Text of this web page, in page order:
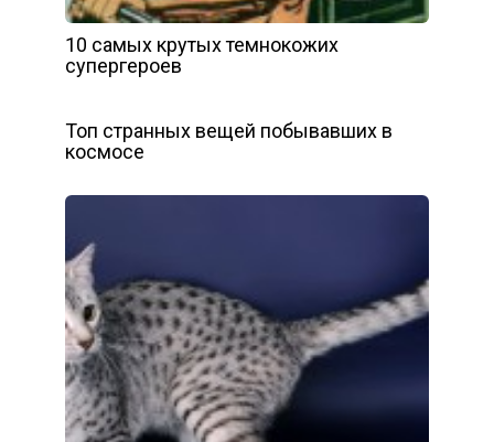
10 самых крутых темнокожих
супергероев
Топ странных вещей побывавших в
космосе